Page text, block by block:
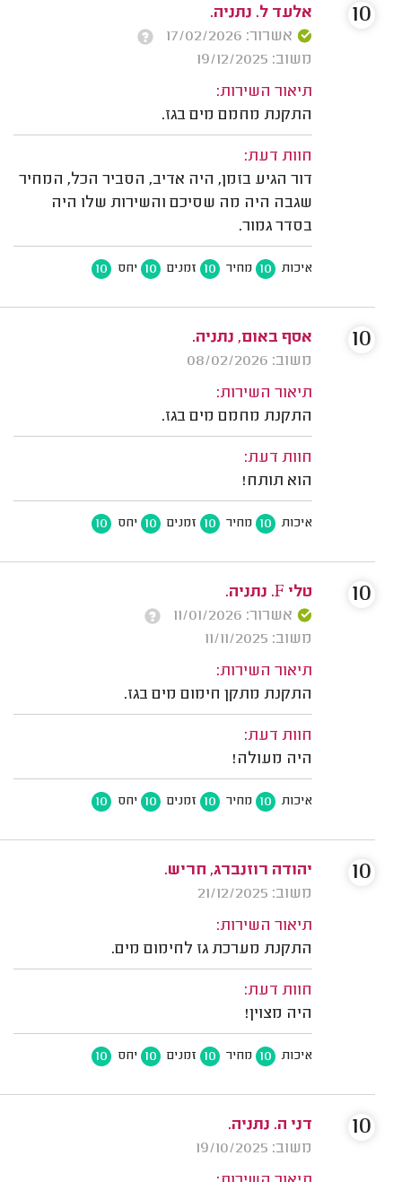
אלעד ל. נתניה.
אשרור: 17/02/2026
משוב: 19/12/2025
תיאור השירות:
התקנת מחמם מים בגז.
חוות דעת:
דור הגיע בזמן, היה אדיב, הסביר הכל, המחיר
שגבה היה מה שסיכם והשירות שלו היה
בסדר גמור.
איכות 10 מחיר 10 זמנים 10 יחס 10
10
אסף באום, נתניה.
משוב: 08/02/2026
תיאור השירות:
התקנת מחמם מים בגז.
חוות דעת:
הוא תותח!
איכות 10 מחיר 10 זמנים 10 יחס 10
10
טלי F. נתניה.
אשרור: 11/01/2026
משוב: 11/11/2025
תיאור השירות:
התקנת מתקן חימום מים בגז.
חוות דעת:
היה מעולה!
איכות 10 מחיר 10 זמנים 10 יחס 10
10
יהודה רוזנברג, חריש.
משוב: 21/12/2025
תיאור השירות:
התקנת מערכת גז לחימום מים.
חוות דעת:
היה מצוין!
איכות 10 מחיר 10 זמנים 10 יחס 10
10
דני ה. נתניה.
משוב: 19/10/2025
10